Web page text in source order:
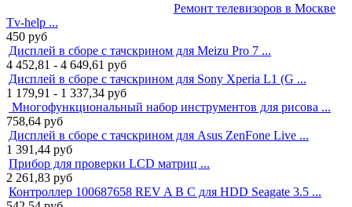
Ремонт телевизоров в Москве
Tv-help ...
450 руб
Дисплей в сборе с тачскрином для Meizu Pro 7 ...
4 452,81 - 4 649,61 руб
Дисплей в сборе с тачскрином для Sony Xperia L1 (G ...
1 179,91 - 1 337,34 руб
Многофункциональный набор инструментов для рисова ...
758,64 руб
Дисплей в сборе с тачскрином для Asus ZenFone Live ...
1 391,44 руб
Прибор для проверки LCD матриц ...
2 261,83 руб
Контроллер 100687658 REV A B C для HDD Seagate 3.5 ...